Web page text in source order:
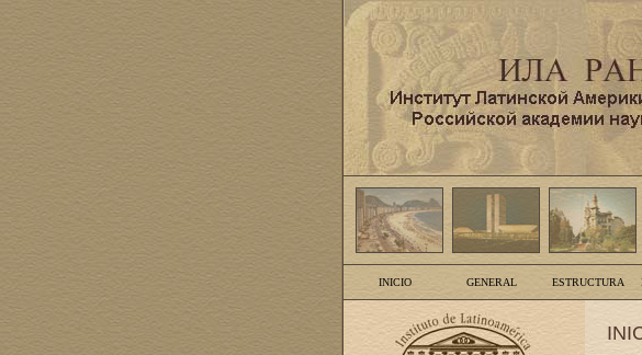
INICIO GENERAL ESTRUCTURA